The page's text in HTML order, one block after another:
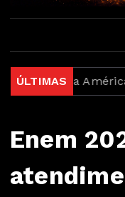
ÚLTIMAS
na América
Enem